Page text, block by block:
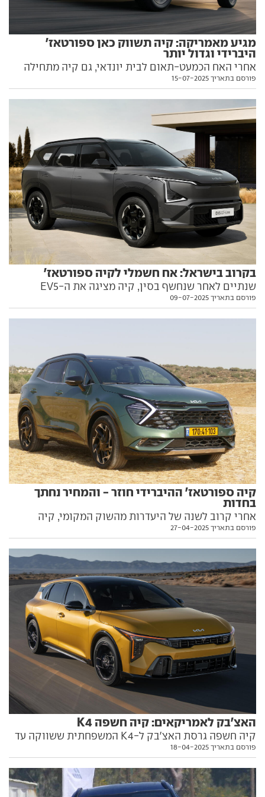
מגיע מאמריקה: קיה תשווק כאן ספורטאז'
היברידי וגדול יותר
אחרי האח הכמעט-תאום לבית יונדאי, גם קיה מתחילה
לשווק את הספורטאז' בגרסה אמריקאית, עם ממדים
לדעת עליו
פורסם בתאריך 15-07-2025
בקרוב בישראל: אח חשמלי לקיה ספורטאז'
שנתיים לאחר שנחשף בסין, קיה מציגה את ה-EV5
במפרט האירופי - כפי שיגיע גם לישראל. כל הפרטים, כולל
פורסם בתאריך 09-07-2025
קיה ספורטאז' ההיברידי חוזר - והמחיר נחתך
בחדות
אחרי קרוב לשנה של היעדרות מהשוק המקומי, קיה
מחזירה את הגרסה ההיברידית לספורטאז'. הביצועים
פורסם בתאריך 27-04-2025
האצ'בק לאמריקאים: קיה חשפה K4
קיה חשפה גרסת האצ'בק ל-K4 המשפחתית ששווקה עד
כה במרכב סדאן לשוק האמריקאי. כל הפרטים בפנים
פורסם בתאריך 18-04-2025